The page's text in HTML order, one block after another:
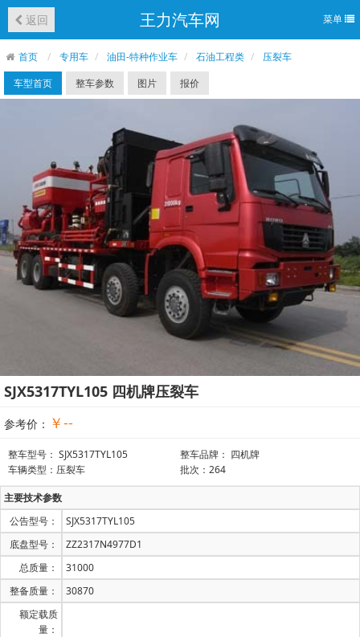
返回 王力汽车网 菜单
首页 专用车 油田-特种作业车 石油工程类
压裂车
车型首页
整车参数 图片 报价
SJX5317TYL105 四机牌压裂车
参考价： ￥--
整车型号： SJX5317TYL105
整车品牌： 四机牌
车辆类型：压裂车
批次：264
主要技术参数
公告型号：
SJX5317TYL105
底盘型号：
ZZ2317N4977D1
总质量：
31000
整备质量：
30870
额定载质
量：